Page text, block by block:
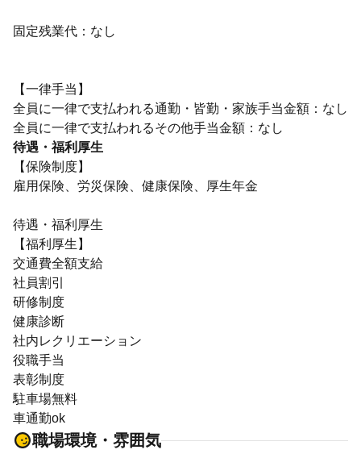
固定残業代：なし
【一律手当】
全員に一律で支払われる通勤・皆勤・家族手当金額：なし
待遇・福利厚生
【保険制度】
雇用保険、労災保険、健康保険、厚生年金
待遇・福利厚生
【福利厚生】
交通費全額支給
社員割引
研修制度
健康診断
社内レクリエーション
役職手当
表彰制度
駐車場無料
車通勤ok
職場環境・雰囲気